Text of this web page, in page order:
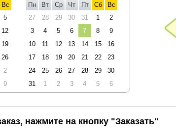
Вс
5
12
19
26
2
9
Пн Вт Ср Чт Пт Сб
Вс
27
28 29 30 31 1
2
3
4 5 6 7 8
9
10
11 12 13 14 15
16
17
18 19 20 21 22
23
24
25 26 27 28 29
30
31
1 2 3 4 5 6
нажмите на кнопку "Заказать"